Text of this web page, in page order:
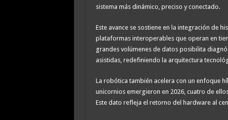
sistema más dinámico, preciso y conectado.
Este avance se sostiene en la integración de
plataformas interoperables que operan en
grandes volúmenes de datos posibilita
asistidas, redefiniendo la arquitectura
La robótica también acelera con un enfoque
unicornios emergieron en 2026, cuatro de
Este dato refleja el retorno del hardware al